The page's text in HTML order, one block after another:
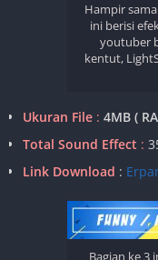
Hampir
ini berisi
youtuber
kentut,
Ukuran File : 4MB (
Total Sound Effect :
Link Download :
Bagian ke 3